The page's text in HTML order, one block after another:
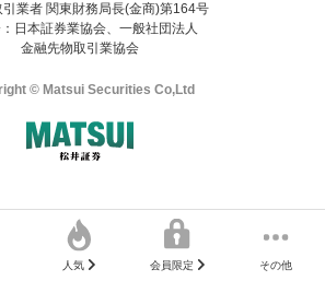
人気 会員限定 その他
引業者 関東財務局長(金商)第164号
日本証券業協会、一般社団法人
金融先物取引業協会
© Matsui Securities Co,Ltd
のWEBサイトへようこそ
いたWEBサイトは、当社が作成したもので
Explorer)は、本サイトの推奨環境外のた
正常に動作しない可能性があります。
証券の会員限定の機能です。
くと、後からいつでもお気に入りのコンテ
ただけます。
開設が必要です。
グインしてください。
ログイン